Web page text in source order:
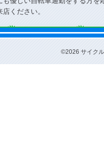
ください。
©2026 サイク